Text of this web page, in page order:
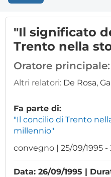
"Il significato
Trento nella
Oratore principale:
Altri relatori: De Rosa,
Fa parte di:
"Il concilio di Trento
millennio"
convegno | 25/09/1995 -
Data: 26/09/1995 |